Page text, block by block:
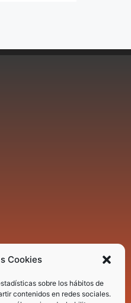
Cookies
sobre los hábitos de
contenidos en redes sociales.